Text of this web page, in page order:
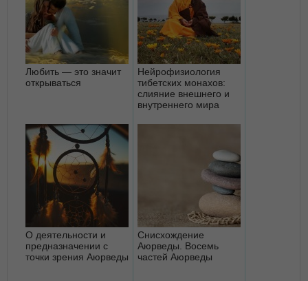
Любить — это значит
открываться
Нейрофизиология
тибетских монахов:
слияние внешнего и
внутреннего мира
О деятельности и
предназначении с
точки зрения Аюрведы
Снисхождение
Аюрведы. Восемь
частей Аюрведы